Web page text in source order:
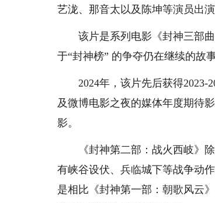
艺泷、那音太以及陈坤等演员出
该片是系列电影《封神三部曲
于“封神榜” 的争夺仍在继续的故事
2024年，该片先后获得2023-
及微博电影之夜的媒体年度期待
影。
《封神第二部：战火西岐》除
有峡谷设伏、兵临城下等战争动
是相比《封神第一部：朝歌风云